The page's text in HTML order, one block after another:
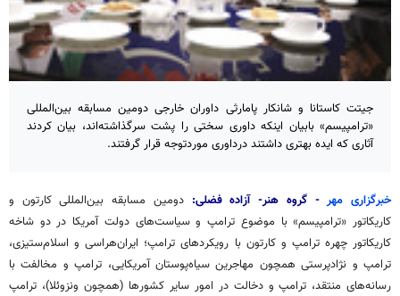
جیتت کاستانا و شانکار پامارثی داوران خارجی دومین مسابقه بین‌المللی
«ترامپیسم» بابیان اینکه داوری سختی را پشت سرگذاشته‌اند، بیان کردند
آثاری که ایده بهتری داشتند درداوری موردتوجه قرار گرفتند.
خبرگزاری مهر- گروه هنر- آزاده فضلی: دومین مسابقه بین‌المللی کارتون و
کاریکاتور «ترامپیسم» با موضوع ترامپ و سیاست‌های دولت آمریکا در دو شاخه
کاریکاتور چهره ترامپ و کارتون با رویکردهای ترامپ؛ ایران‌هراسی و اسلام‌ستیزی،
ترامپ و نژادپرستی همچون مهاجرین سیاه‌پوستان آمریکایی، ترامپ و مخالفت با
رسانه‌های منتقد، ترامپ و دخالت در امور سایر کشورها (همچون ونزوئلا)، ترامپ